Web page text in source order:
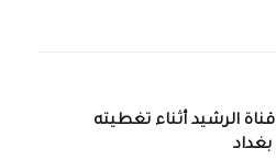
الرشيد أثناء تغطيته